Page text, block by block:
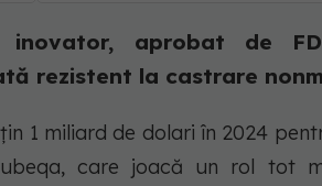
inovator, aprobat de
rezistent la castrare
1 miliard de dolari în 2024
care joacă un rol tot